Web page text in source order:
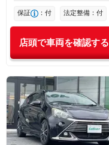
保証 ：付 法定整備：付
店頭で車両を確認する